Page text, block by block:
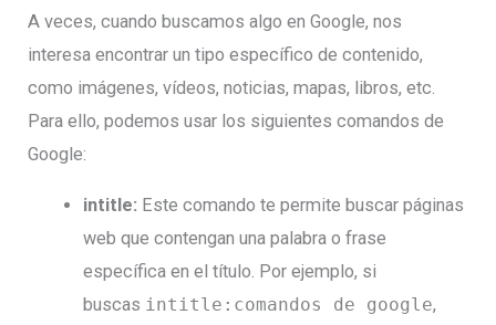
A veces, cuando buscamos algo en Google, nos
interesa encontrar un tipo específico de contenido,
como imágenes, vídeos, noticias, mapas, libros, etc.
Para ello, podemos usar los siguientes comandos de
Google:
intitle: Este comando te permite buscar páginas
web que contengan una palabra o frase
específica en el título. Por ejemplo, si
buscas intitle:comandos de google,